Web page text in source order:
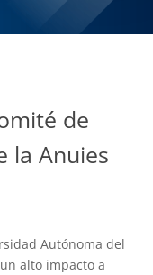
de
la Anuies
Autónoma del
alto impacto a